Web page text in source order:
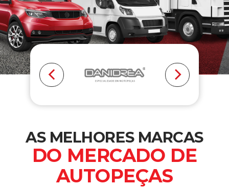
AS MELHORES MARCAS
DO MERCADO DE
AUTOPEÇAS